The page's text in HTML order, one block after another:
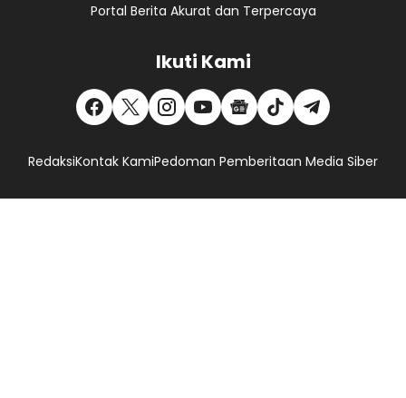
Portal Berita Akurat dan Terpercaya
Ikuti Kami
RedaksiKontak KamiPedoman Pemberitaan Media Siber